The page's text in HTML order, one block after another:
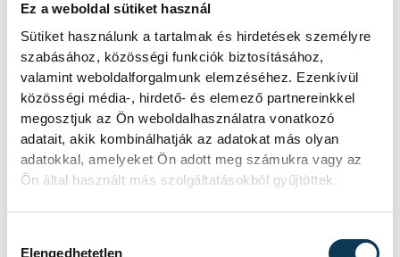
Ez a weboldal sütiket használ
Sütiket használunk a tartalmak és hirdetések személyre
szabásához, közösségi funkciók biztosításához,
valamint weboldalforgalmunk elemzéséhez. Ezenkívül
közösségi média-, hirdető- és elemező partnereinkkel
megosztjuk az Ön weboldalhasználatra vonatkozó
adatait, akik kombinálhatják az adatokat más olyan
adatokkal, amelyeket Ön adott meg számukra vagy az
Ön által használt más szolgáltatásokból gyűjtöttek.
Elengedhetetlen
mellyel a Séd-völgyben megvalósított
Kolostorok és Kertek projektet jutalmazta
a nemzetközi zsűri. A terület akkor tett
szert nagyobb hírnévre, amikor 2016-ban a
Nők Lapjaaz ország legszebb
sétaútvonalának választotta.
A csütörtöki sajtóeseményen elhangzott, a